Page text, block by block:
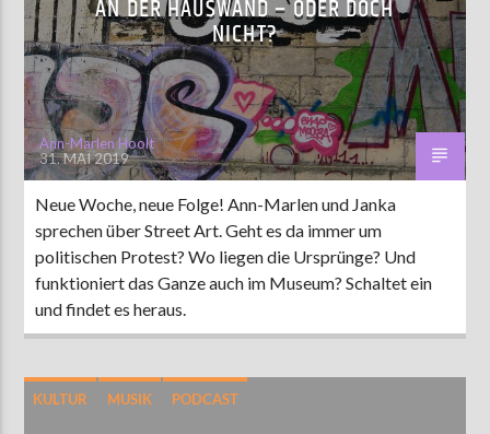
AN DER HAUSWAND – ODER DOCH
NICHT?
Ann-Marlen Hoolt
31. MAI 2019
Neue Woche, neue Folge! Ann-Marlen und Janka
sprechen über Street Art. Geht es da immer um
politischen Protest? Wo liegen die Ursprünge? Und
funktioniert das Ganze auch im Museum? Schaltet ein
und findet es heraus.
KULTUR MUSIK PODCAST